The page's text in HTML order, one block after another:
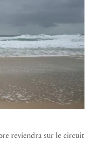
reviendra sur le circuit